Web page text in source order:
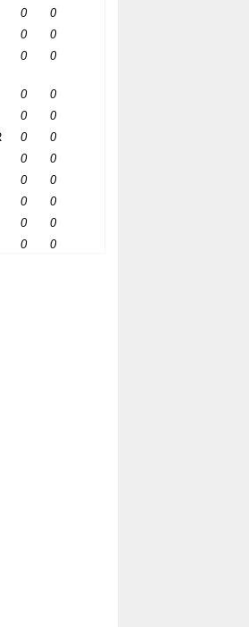
0
0
0
0
0 0
0
0
0
0
0
0
0
0
0
0
0
0
0
0
0 0